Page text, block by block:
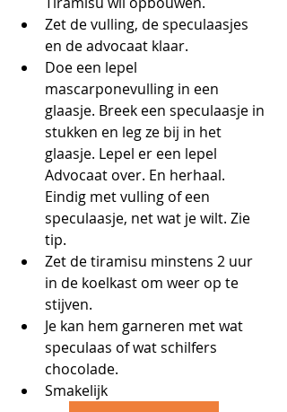
Zet de vulling, de speculaasjes
en de advocaat klaar.
Doe een lepel
mascarponevulling in een
glaasje. Breek een speculaasje in
stukken en leg ze bij in het
glaasje. Lepel er een lepel
Advocaat over. En herhaal.
Eindig met vulling of een
speculaasje, net wat je wilt. Zie
tip.
Zet de tiramisu minstens 2 uur
in de koelkast om weer op te
stijven.
Je kan hem garneren met wat
speculaas of wat schilfers
chocolade.
Smakelijk